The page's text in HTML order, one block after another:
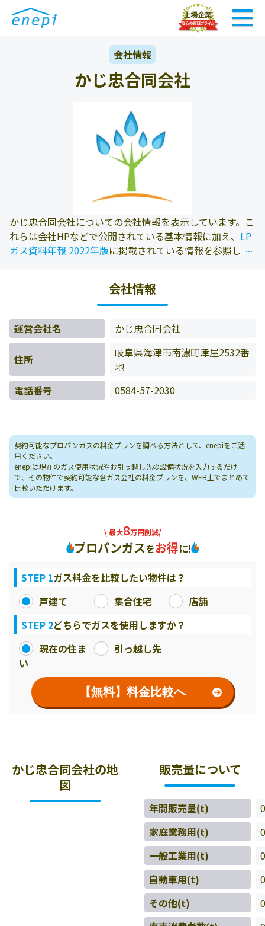
会社情報
かじ忠合同会社
かじ忠合同会社についての会社情報を表示しています。こ
れらは会社HPなどで公開されている基本情報に加え、 LP
ガス資料年報 2022年版に掲載されている情報を参照して...
...
会社情報
運営会社名 かじ忠合同会社
住所
岐阜県海津市南濃町津屋2532番
地
電話番号
0584-57-2030
契約可能なプロパンガスの料金プランを調べる方法として、enepiをご活
用ください。
enepiは現在のガス使用状況やお引っ越し先の設備状況を入力するだけ
で、その物件で契約可能な各ガス会社の料金プランを、WEB上でまとめて
比較いただけます。
\ 最大8万円削減/
プロパンガスをお得に!
STEP 1ガス料金を比較したい物件は？
戸建て
集合住宅
店舗
STEP 2どちらでガスを使用しますか？
現在の住ま
い
引っ越し先
【無料】料金比較へ
かじ忠合同会社の地
図
販売量について
年間販売量(t)
0
家庭業務用(t)
0
一般工業用(t)
0
自動車用(t)
0
その他(t)
0